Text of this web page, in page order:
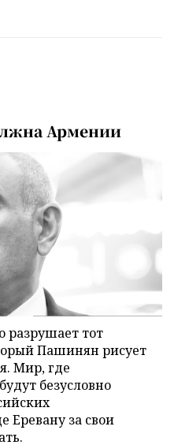
Армении
разрушает тот
Пашинян рисует
Мир, где
безусловно
Еревану за свои